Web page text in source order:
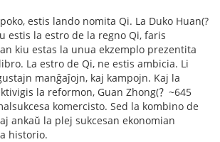
estis lando nomita Qi. La Duko Huan(?
estis la estro de la regno Qi, faris
kiu estas la unua ekzemplo prezentita
La estro de Qi, ne estis ambicia. Li
manĝaĵojn, kaj kampojn. Kaj la
la reformon, Guan Zhong(？~645
komercisto. Sed la kombino de
ankaŭ la plej sukcesan ekonomian
historio.